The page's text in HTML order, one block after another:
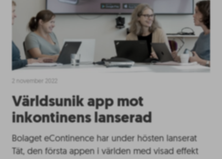
2 november 2022
Världsunik app mot
inkontinens lanserad
Bolaget eContinence har under hösten lanserat
Tät, den första appen i världen med visad effekt